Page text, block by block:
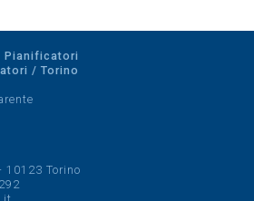
Pianificatori
/ Torino
10123 Torino